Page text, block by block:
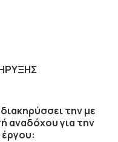
την με
αναδόχου για την